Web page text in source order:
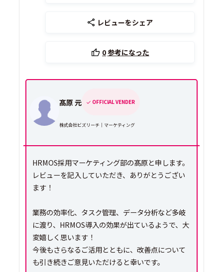
レビューをシェア
0参考になった
髙原 元 OFFICIAL VENDER
株式会社ビズリーチ｜マーケティング
HRMOS採用マーケティング部の髙原と申します。
レビューを記入していただき、ありがとうござい
ます！
業務の効率化、タスク管理、データ分析など多岐
に渡り、HRMOS導入の効果が出ているようで、大
変嬉しく思います！
今後もさらなるご活用とともに、改善点について
も引き続きご意見いただけると幸いです。